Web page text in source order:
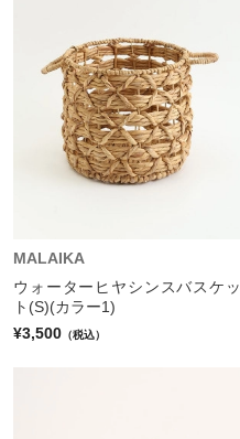
MALAIKA
ウォーターヒヤシンスバスケッ
ト(S)(カラー1)
¥3,500 （税込）